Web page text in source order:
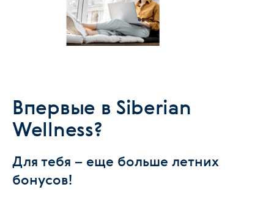
Впервые в Siberian
Wellness?
Для тебя – еще больше летних
бонусов!